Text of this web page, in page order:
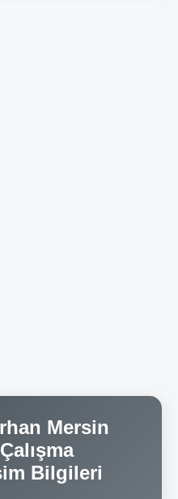
Mersin
Bilgileri